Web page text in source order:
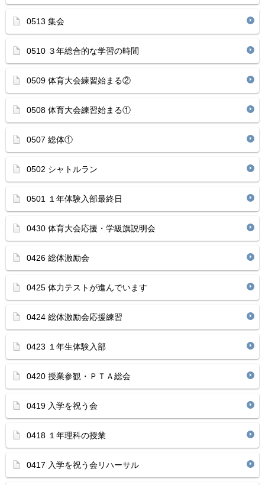
0513 集会
0510 ３年総合的な学習の時間
0509 体育大会練習始まる②
0508 体育大会練習始まる①
0507 総体①
0502 シャトルラン
0501 １年体験入部最終日
0430 体育大会応援・学級旗説明会
0426 総体激励会
0425 体力テストが進んでいます
0424 総体激励会応援練習
0423 １年生体験入部
0420 授業参観・ＰＴＡ総会
0419 入学を祝う会
0418 １年理科の授業
0417 入学を祝う会リハーサル